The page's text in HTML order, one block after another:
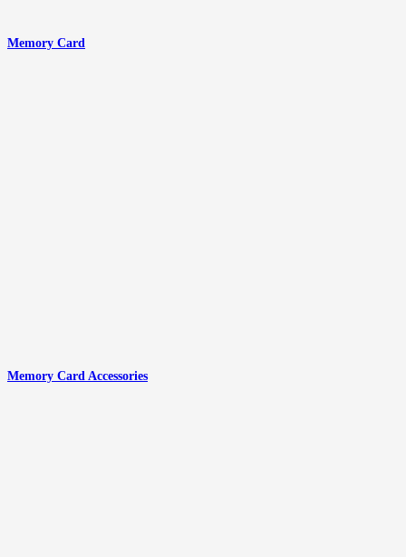
Memory Card
Memory Card Accessories